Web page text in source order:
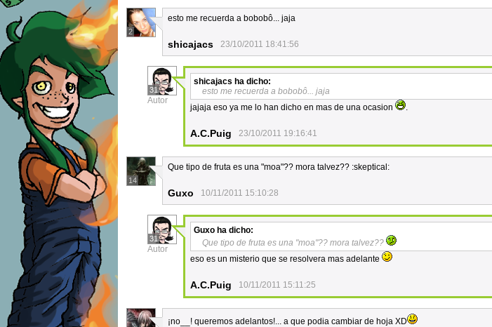
2
esto me recuerda a bobobô... jaja
shicajacs 23/10/2011 18:41:56
31
Autor
shicajacs ha dicho:
esto me recuerda a bobobô... jaja
jajaja eso ya me lo han dicho en mas de una ocasion
.
A.C.Puig 23/10/2011 19:16:41
14
Que tipo de fruta es una "moa"?? mora talvez?? :skeptical:
Guxo 10/11/2011 15:10:28
31
Autor
Guxo ha dicho:
Que tipo de fruta es una "moa"?? mora talvez??
eso es un misterio que se resolvera mas adelante
A.C.Puig 10/11/2011 15:11:25
¡no__! queremos adelantos!... a que podia cambiar de hoja XD